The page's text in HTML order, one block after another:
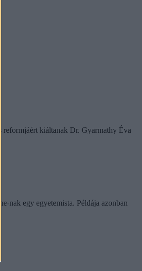
reformjáért kiáltanak Dr. Gyarmathy Éva
nak egy egyetemista. Példája azonban